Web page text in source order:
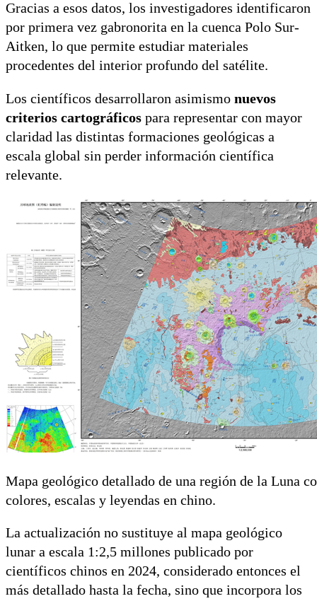
Gracias a esos datos, los investigadores identificaron
por primera vez gabronorita en la cuenca Polo Sur-
Aitken, lo que permite estudiar materiales
procedentes del interior profundo del satélite.
Los científicos desarrollaron asimismo nuevos
criterios cartográficos para representar con mayor
claridad las distintas formaciones geológicas a
escala global sin perder información científica
relevante.
Mapa geológico detallado de una región de la Luna
colores, escalas y leyendas en chino.
La actualización no sustituye al mapa geológico
lunar a escala 1:2,5 millones publicado por
científicos chinos en 2024, considerado entonces el
más detallado hasta la fecha, sino que incorpora los